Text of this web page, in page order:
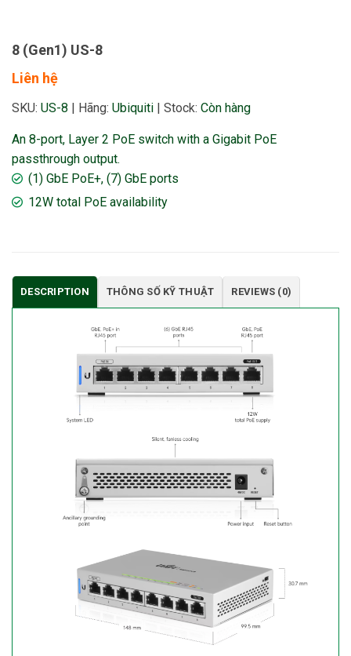
8 (Gen1) US-8
Liên hệ
SKU: US-8 | Hãng: Ubiquiti | Stock: Còn hàng
An 8-port, Layer 2 PoE switch with a Gigabit PoE
passthrough output.
(1) GbE PoE+, (7) GbE ports
12W total PoE availability
DESCRIPTION THÔNG SỐ KỸ THUẬT REVIEWS (0)